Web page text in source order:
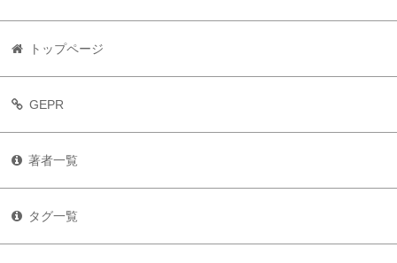
トップページ
GEPR
著者一覧
タグ一覧